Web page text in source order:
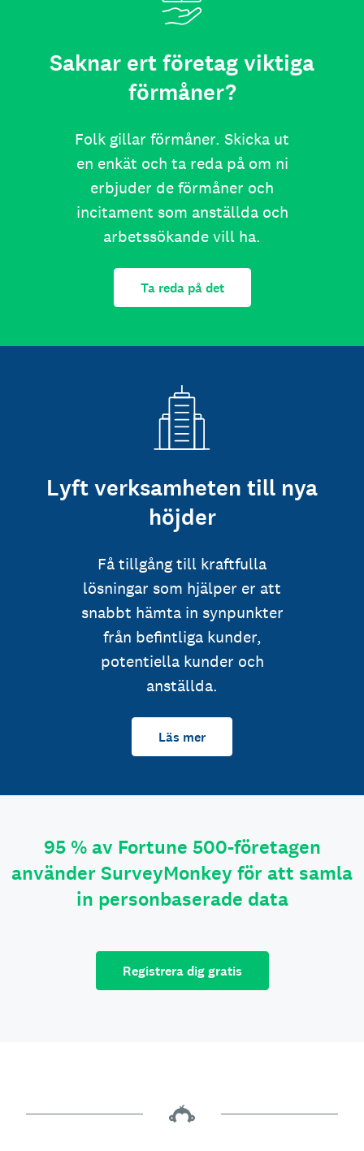
Saknar ert företag viktiga
förmåner?
Folk gillar förmåner. Skicka ut
en enkät och ta reda på om ni
erbjuder de förmåner och
incitament som anställda och
arbetssökande vill ha.
Ta reda på det
Lyft verksamheten till nya
höjder
Få tillgång till kraftfulla
lösningar som hjälper er att
snabbt hämta in synpunkter
från befintliga kunder,
potentiella kunder och
anställda.
Läs mer
95 % av Fortune 500-företagen
använder SurveyMonkey för att samla
in personbaserade data
Registrera dig gratis